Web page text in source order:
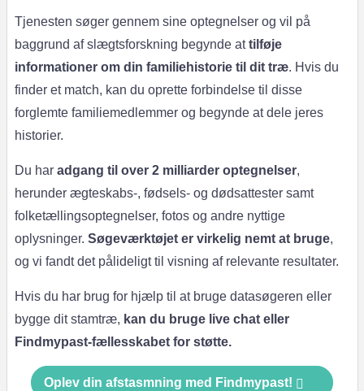
Tjenesten søger gennem sine optegnelser og vil på
baggrund af slægtsforskning begynde attilføje
informationer om din familiehistorie til dit træ. Hvis du
finder et match, kan du oprette forbindelse til disse
forglemte familiemedlemmer og begynde at dele jeres
historier.
Du haradgang til over 2 milliarder optegnelser,
herunder ægteskabs-, fødsels- og dødsattester samt
folketællingsoptegnelser, fotos og andre nyttige
oplysninger.Søgeværktøjet er virkelig nemt at bruge,
og vi fandt det pålideligt til visning af relevante resultater.
Hvis du har brug for hjælp til at bruge datasøgeren eller
bygge dit stamtræ, kan du bruge live chat eller
Findmypast-fællesskabet for støtte.
Oplev din afstasmning med Findmypast!